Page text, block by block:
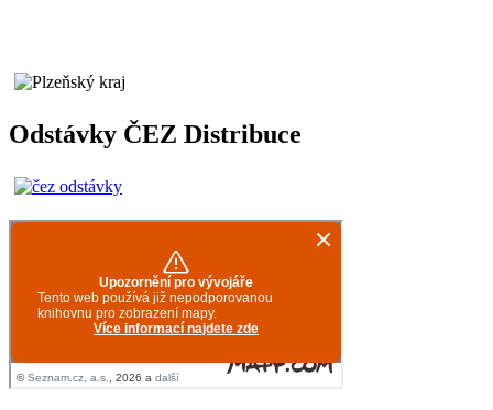
Odstávky ČEZ Distribuce